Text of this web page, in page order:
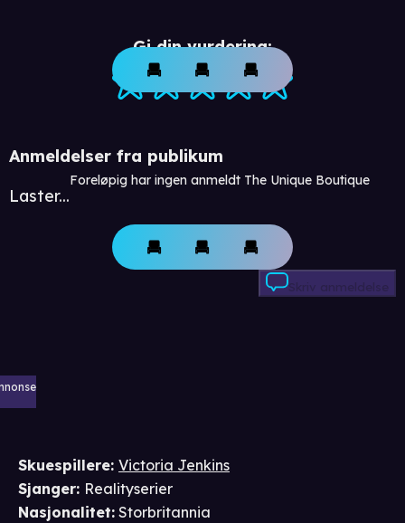
Gi din vurdering:
Anmeldelser fra publikum
Laster...
Foreløpig har ingen anmeldt The Unique Boutique
Skriv anmeldelse
Skuespillere: Victoria Jenkins
Sjanger: Realityserier
Nasjonalitet: Storbritannia